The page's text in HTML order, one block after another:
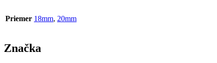
Priemer 18mm, 20mm
Značka